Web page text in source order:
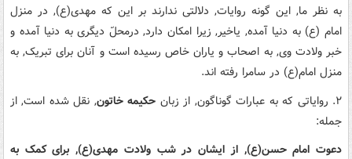
به نظر ما, این گونه روایات, دلالتی ندارند بر این که مهدی(ع), در منزل
امام (ع) به دنیا آمده, یاخیر, زیرا امکان دارد, درمحلّ دیگری به دنیا آمده و
خبر ولادت وی, به اصحاب و یاران خاص رسیده است و آنان برای تبریک, به
منزل امام(ع) در سامرا رفته اند.
۲. روایاتی که به عبارات گوناگون, از زبان
حکیمه خاتون, نقل شده است, از
جمله:
دعوت امام حسن(ع), از ایشان در شب ولادت مهدی(ع), برای کمک به